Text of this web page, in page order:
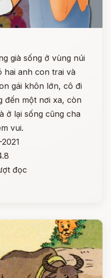
già sống ở vùng núi
hai anh con trai và
gái khôn lớn, cô đi
đến một nơi xa, còn
ở lại sống cũng cha
vui.
đọc